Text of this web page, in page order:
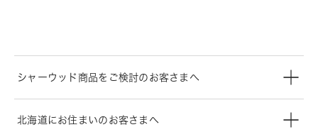
シャーウッド商品をご検討のお客さまへ
北海道にお住まいのお客さまへ